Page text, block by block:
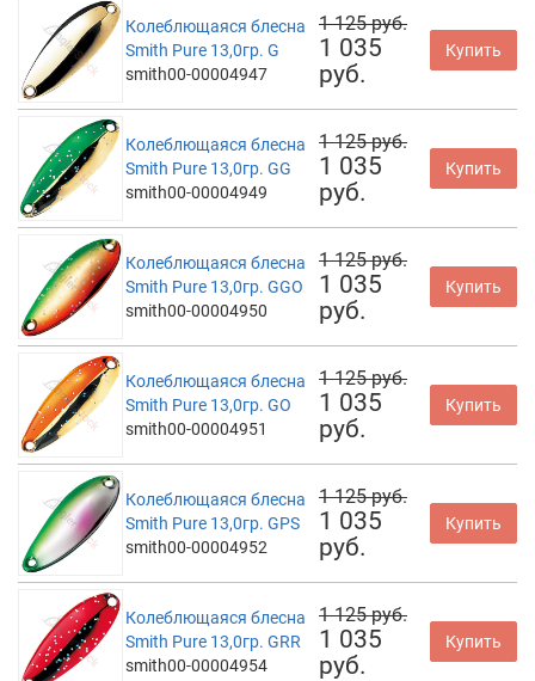
Колеблющаяся блесна
Smith Pure 13,0гр. G
smith00-00004947
1 125 руб.
1 035
руб.
Купить
Колеблющаяся блесна
Smith Pure 13,0гр. GG
smith00-00004949
1 125 руб.
1 035
руб.
Купить
Колеблющаяся блесна
Smith Pure 13,0гр. GGO
smith00-00004950
1 125 руб.
1 035
руб.
Купить
Колеблющаяся блесна
Smith Pure 13,0гр. GO
smith00-00004951
1 125 руб.
1 035
руб.
Купить
Колеблющаяся блесна
Smith Pure 13,0гр. GPS
smith00-00004952
1 125 руб.
1 035
руб.
Купить
Колеблющаяся блесна
Smith Pure 13,0гр. GRR
smith00-00004954
1 125 руб.
1 035
руб.
Купить